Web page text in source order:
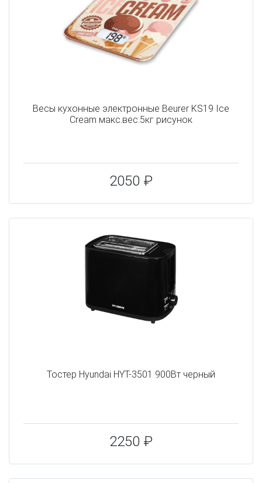
Весы кухонные электронные Beurer KS19 Ice
Cream макс.вес:5кг рисунок
2050 ₽
Тостер Hyundai HYT-3501 900Вт черный
2250 ₽